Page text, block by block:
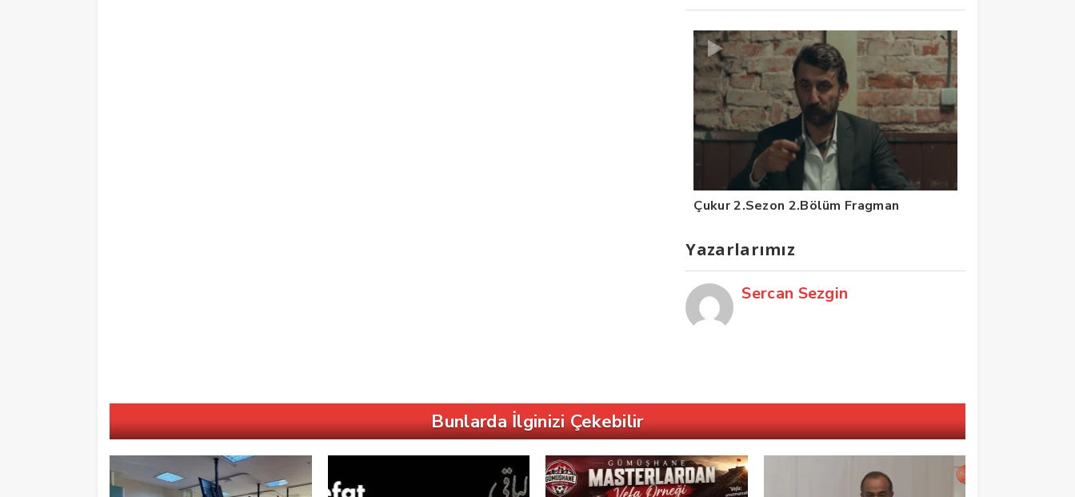
Çukur 2.Sezon 2.Bölüm Fragman
Yazarlarımız
Sercan Sezgin
Bunlarda İlginizi Çekebilir